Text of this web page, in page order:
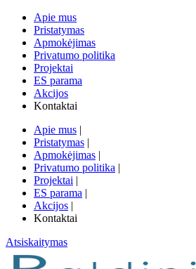
Apie mus
Pristatymas
Apmokėjimas
Privatumo politika
Projektai
ES parama
Akcijos
Kontaktai
Apie mus |
Pristatymas |
Apmokėjimas |
Privatumo politika |
Projektai |
ES parama |
Akcijos |
Kontaktai
Atsiskaitymas